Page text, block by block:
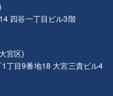
四谷一丁目ビル3階
宮区)
丁目9番地18 大宮三貴ビル4